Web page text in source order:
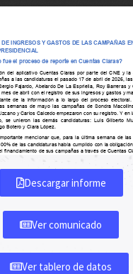
Descargar informe
Ver comunicado
Ver tablero de datos